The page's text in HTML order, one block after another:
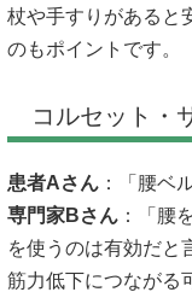
杖や手すりがあると
のもポイントです。
コルセット・
患者Aさん ：「腰ベ
専門家Bさん ：「腰
を使うのは有効だと
筋力低下につながる